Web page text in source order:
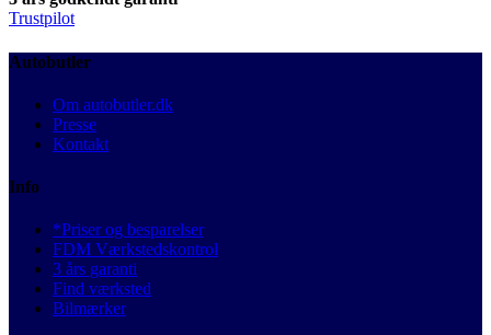
Trustpilot
Autobutler
Om autobutler.dk
Presse
Kontakt
Info
*Priser og besparelser
FDM Værkstedskontrol
3 års garanti
Find værksted
Bilmærker